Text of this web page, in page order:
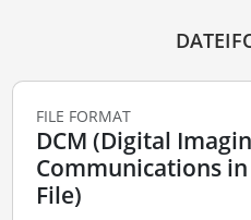
FILE FORMAT
DCM (Digital
Communications
File)